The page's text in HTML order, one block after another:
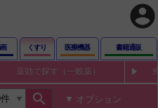
account_circle
くすり 医療機器 書籍通販
薬効で探す（一般薬）
search オプション